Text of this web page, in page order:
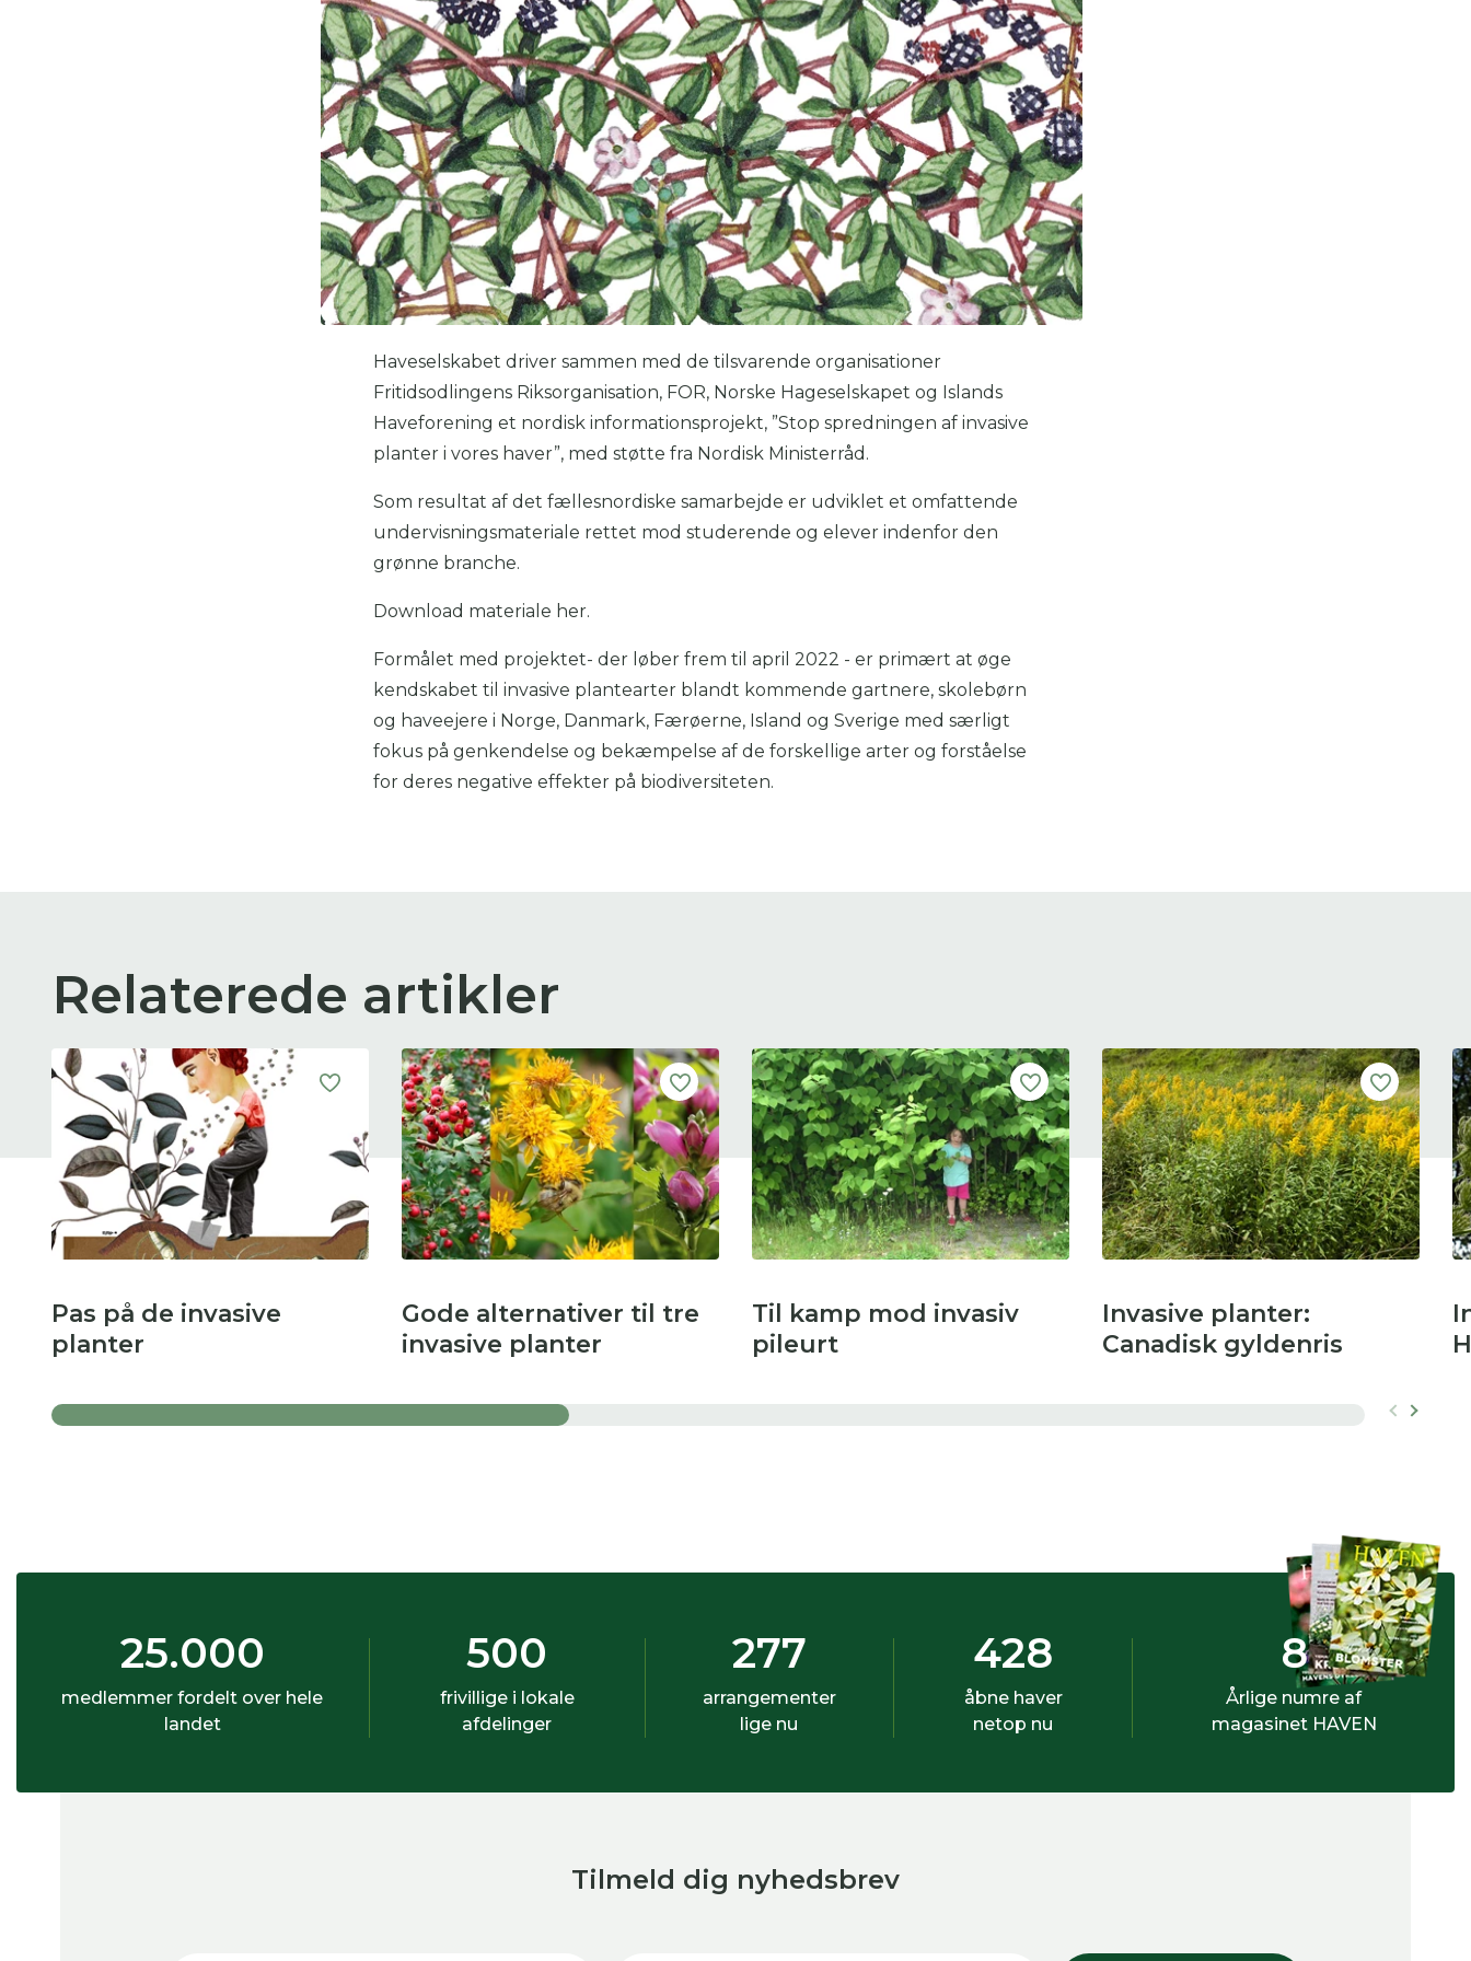
Haveselskabet driver sammen med de tilsvarende organisationer
Fritidsodlingens Riksorganisation, FOR, Norske Hageselskapet og Islands
Haveforening et nordisk informationsprojekt, ”Stop spredningen af invasive
planter i vores haver”, med støtte fra Nordisk Ministerråd.
Som resultat af det fællesnordiske samarbejde er udviklet et omfattende
undervisningsmateriale rettet mod studerende og elever indenfor den
grønne branche.
Download materiale her.
Formålet med projektet- der løber frem til april 2022 - er primært at øge
kendskabet til invasive plantearter blandt kommende gartnere, skolebørn
og haveejere i Norge, Danmark, Færøerne, Island og Sverige med særligt
fokus på genkendelse og bekæmpelse af de forskellige arter og forståelse
for deres negative effekter på biodiversiteten.
Relaterede artikler
Pas på de invasive
planter
Gode alternativer til tre
invasive planter
Til kamp mod invasiv
pileurt
Invasive planter:
Canadisk gyldenris
25.000
medlemmer fordelt over hele
landet
500
frivillige i lokale
afdelinger
277
arrangementer
lige nu
428
åbne haver
netop nu
8
Årlige numre af
magasinet HAVEN
Tilmeld dig nyhedsbrev